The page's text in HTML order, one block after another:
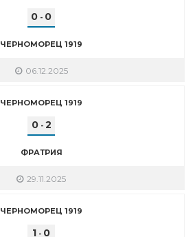
0 - 0
ЧЕРНОМОРЕЦ 1919
06.12.2025
ЧЕРНОМОРЕЦ 1919
0- 2
ФРАТРИЯ
29.11.2025
ЧЕРНОМОРЕЦ 1919
1 - 0